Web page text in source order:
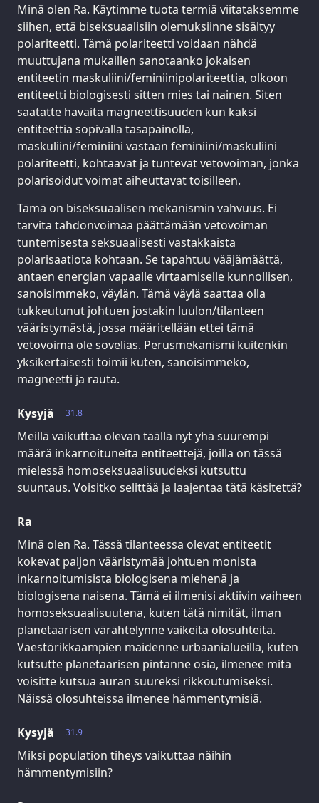
Minä olen Ra. Käytimme tuota termiä viitataksemme
siihen, että biseksuaalisiin olemuksiinne sisältyy
polariteetti. Tämä polariteetti voidaan nähdä
muuttujana mukaillen sanotaanko jokaisen
entiteetin maskuliini/feminiinipolariteettia, olkoon
entiteetti biologisesti sitten mies tai nainen. Siten
saatatte havaita magneettisuuden kun kaksi
entiteettiä sopivalla tasapainolla,
maskuliini/feminiini vastaan feminiini/maskuliini
polariteetti, kohtaavat ja tuntevat vetovoiman, jonka
polarisoidut voimat aiheuttavat toisilleen.
Tämä on biseksuaalisen mekanismin vahvuus. Ei
tarvita tahdonvoimaa päättämään vetovoiman
tuntemisesta seksuaalisesti vastakkaista
polarisaatiota kohtaan. Se tapahtuu vääjämäättä,
antaen energian vapaalle virtaamiselle kunnollisen,
sanoisimmeko, väylän. Tämä väylä saattaa olla
tukkeutunut johtuen jostakin luulon/tilanteen
vääristymästä, jossa määritellään ettei tämä
vetovoima ole sovelias. Perusmekanismi kuitenkin
yksikertaisesti toimii kuten, sanoisimmeko,
magneetti ja rauta.
31.8
Kysyjä
Meillä vaikuttaa olevan täällä nyt yhä suurempi
määrä inkarnoituneita entiteettejä, joilla on tässä
mielessä homoseksuaalisuudeksi kutsuttu
suuntaus. Voisitko selittää ja laajentaa tätä käsitettä?
Ra
Minä olen Ra. Tässä tilanteessa olevat entiteetit
kokevat paljon vääristymää johtuen monista
inkarnoitumisista biologisena miehenä ja
biologisena naisena. Tämä ei ilmenisi aktiivin vaiheen
homoseksuaalisuutena, kuten tätä nimität, ilman
planetaarisen värähtelynne vaikeita olosuhteita.
Väestörikkaampien maidenne urbaanialueilla, kuten
kutsutte planetaarisen pintanne osia, ilmenee mitä
voisitte kutsua auran suureksi rikkoutumiseksi.
Näissä olosuhteissa ilmenee hämmentymisiä.
31.9
Kysyjä
Miksi population tiheys vaikuttaa näihin
hämmentymisiin?